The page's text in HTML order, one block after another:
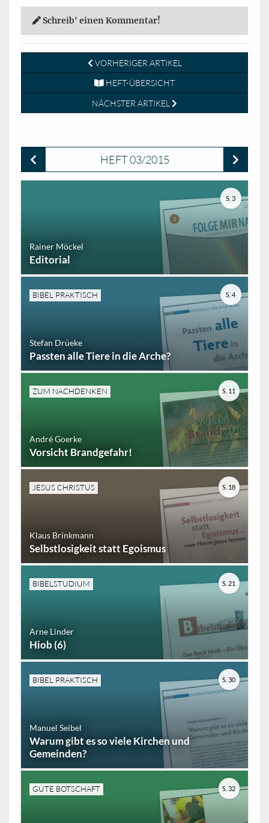
Schreib' einen Kommentar!
VORHERIGER ARTIKEL
HEFT-ÜBERSICHT
NÄCHSTER ARTIKEL
HEFT 03/2015
Rainer Möckel
Editorial
S. 3
BIBEL PRAKTISCH
Stefan Drüeke
Passten alle Tiere in die Arche?
S. 4
ZUM NACHDENKEN
André Goerke
Vorsicht Brandgefahr!
S. 11
JESUS CHRISTUS
Klaus Brinkmann
Selbstlosigkeit statt Egoismus
S. 18
BIBELSTUDIUM
Arne Linder
Hiob (6)
S. 21
BIBEL PRAKTISCH
Manuel Seibel
Warum gibt es so viele Kirchen und
Gemeinden?
S. 30
GUTE BOTSCHAFT S. 32